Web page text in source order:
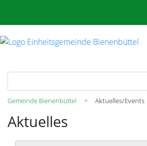
Gemeinde Bienenbüttel Aktuelles/Events
Aktuelles